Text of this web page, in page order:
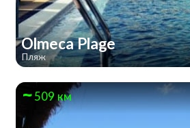
Olmeca Plage
Пляж
509 км